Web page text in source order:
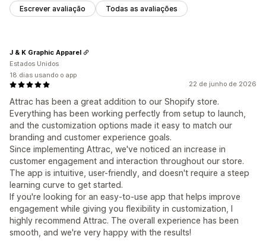
Escrever avaliação Todas as avaliações
22 de junho de 2026
Attrac has been a great addition to our Shopify store.
Everything has been working perfectly from setup to launch,
and the customization options made it easy to match our
branding and customer experience goals.
Since implementing Attrac, we've noticed an increase in
customer engagement and interaction throughout our store.
The app is intuitive, user-friendly, and doesn't require a steep
learning curve to get started.
If you're looking for an easy-to-use app that helps improve
engagement while giving you flexibility in customization, I
highly recommend Attrac. The overall experience has been
smooth, and we're very happy with the results!
J & K Graphic Apparel
Estados Unidos
18 dias usando o app